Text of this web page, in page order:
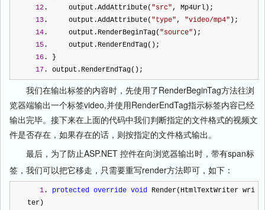
12.     output.AddAttribute( "src", Mp4Url);
13.     output.AddAttribute( "type", "video/mp4" );
14.     output.RenderBeginTag( "source" );
15.     output.RenderEndTag();
16. }
17. output.RenderEndTag();
我们在输出标签的内容时，先使用了RenderBeginTag方法往浏
览器端输出一个标签video,并使用RenderEndTag指示标签内容已经
输出完毕。接下来在上面的代码中我们判断指定的文件格式的视频文
件是否存在，如果存在的话，则按指定的文件格式输出。
最后，为了防止ASP.NET 控件在向浏览器输出时，带有span标
签，我们可以把它移走，只需要重写render方法即可，如下：
1. protected override void Render(HtmlTextWriter wri
ter)